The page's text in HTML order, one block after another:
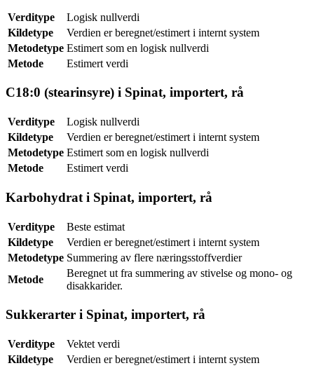
Verditype
Logisk nullverdi
Kildetype
Verdien er beregnet/estimert i internt system
Metodetype Estimert som en logisk nullverdi
Metode
Estimert verdi
C18:0 (stearinsyre) i Spinat, importert, rå
Verditype
Logisk nullverdi
Kildetype
Verdien er beregnet/estimert i internt system
Metodetype Estimert som en logisk nullverdi
Metode
Estimert verdi
Karbohydrat i Spinat, importert, rå
Verditype
Beste estimat
Kildetype
Verdien er beregnet/estimert i internt system
Metodetype Summering av flere næringsstoffverdier
Metode
Beregnet ut fra summering av stivelse og mono- og
disakkarider.
Sukkerarter i Spinat, importert, rå
Verditype
Vektet verdi
Kildetype
Verdien er beregnet/estimert i internt system